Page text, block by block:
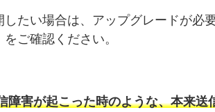
たい場合は、アップグレードが必
をご確認ください。
障害が起こった時のような、本来送